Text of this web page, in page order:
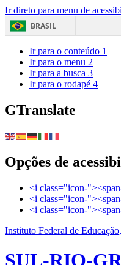
Ir direto para menu de
BRASIL
Ir para o conteúdo 1
Ir para o menu 2
Ir para a busca 3
Ir para o rodapé 4
GTranslate
Opções de
<i class="icon-
<i class="icon-
<i class="icon-
Instituto Federal de
SUL-RIO-